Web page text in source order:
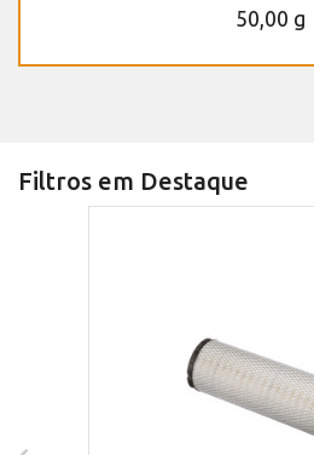
50,00 g
Filtros em Destaque